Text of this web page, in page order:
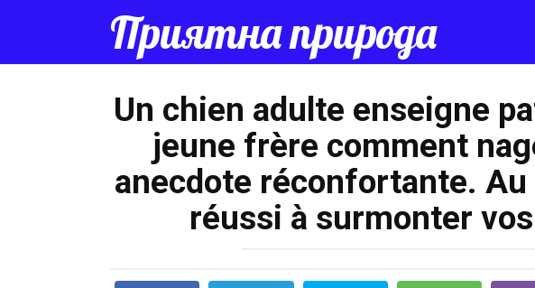
Приятна природа
Un chien adulte enseigne
jeune frère comment
anecdote réconfortante.
réussi à surmonter